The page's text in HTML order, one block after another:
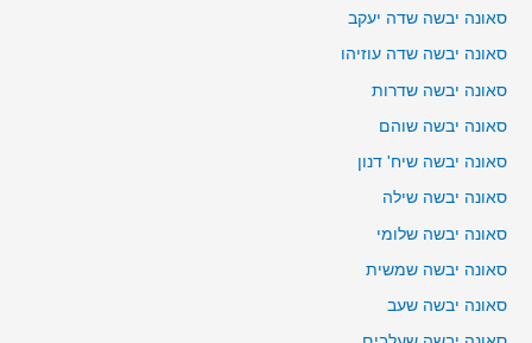
סאונה יבשה שדה יעקב
סאונה יבשה שדה עוזיהו
סאונה יבשה שדרות
סאונה יבשה שוהם
סאונה יבשה שיח' דנון
סאונה יבשה שילה
סאונה יבשה שלומי
סאונה יבשה שמשית
סאונה יבשה שעב